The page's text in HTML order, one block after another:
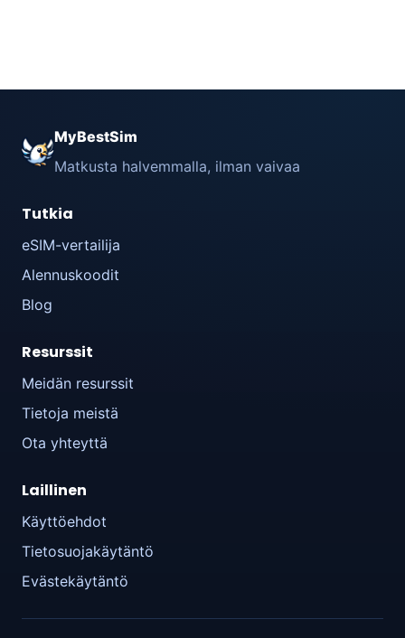
MyBestSim
Matkusta halvemmalla, ilman vaivaa
Tutkia
eSIM-vertailija
Alennuskoodit
Blog
Resurssit
Meidän resurssit
Tietoja meistä
Ota yhteyttä
Laillinen
Käyttöehdot
Tietosuojakäytäntö
Evästekäytäntö